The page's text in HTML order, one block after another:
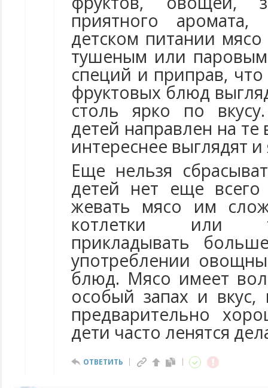
приятного
детском питании
тушеным или
специй и приправ,
фруктовых блюд
столь ярко по
детей направлен на
интереснее выглядят и
Еще нельзя
детей нет еще
жевать мясо им
котлетки или
прикладывать
употреблении
блюд. Мясо имеет
особый запах и
предварительно
дети часто ленятся
ОТВЕТИТЬ